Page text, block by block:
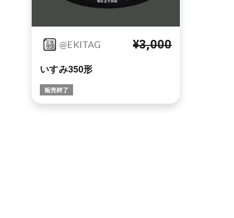
@EKITAG ¥3,000
いすみ350形
販売終了